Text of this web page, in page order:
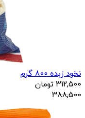
نخود زبده 800 گرم
312,500 تومان
388,500